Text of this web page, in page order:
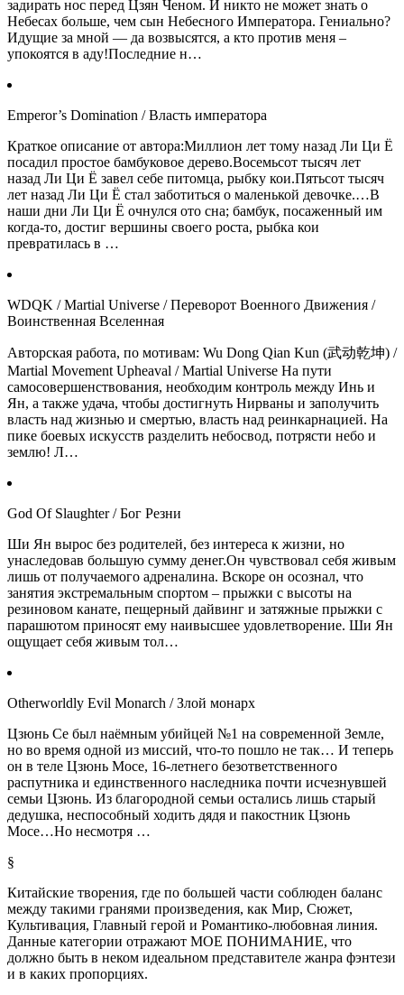
задирать нос перед Цзян Ченом. И никто не может знать о
Небесах больше, чем сын Небесного Императора. Гениально?
Идущие за мной — да возвысятся, а кто против меня –
упокоятся в аду!Последние н…
Emperor’s Domination / Власть императора
Краткое описание от автора:Миллион лет тому назад Ли Ци Ё
посадил простое бамбуковое дерево.Восемьсот тысяч лет
назад Ли Ци Ё завел себе питомца, рыбку кои.Пятьсот тысяч
лет назад Ли Ци Ё стал заботиться о маленькой девочке.…В
наши дни Ли Ци Ё очнулся ото сна; бамбук, посаженный им
когда-то, достиг вершины своего роста, рыбка кои
превратилась в …
WDQK / Martial Universe / Переворот Военного Движения /
Воинственная Вселенная
Авторская работа, по мотивам: Wu Dong Qian Kun (武动乾坤) /
Martial Movement Upheaval / Martial Universe На пути
самосовершенствования, необходим контроль между Инь и
Ян, а также удача, чтобы достигнуть Нирваны и заполучить
власть над жизнью и смертью, власть над реинкарнацией. На
пике боевых искусств разделить небосвод, потрясти небо и
землю! Л…
God Of Slaughter / Бог Резни
Ши Ян вырос без родителей, без интереса к жизни, но
унаследовав большую сумму денег.Он чувствовал себя живым
лишь от получаемого адреналина. Вскоре он осознал, что
занятия экстремальным спортом – прыжки с высоты на
резиновом канате, пещерный дайвинг и затяжные прыжки с
парашютом приносят ему наивысшее удовлетворение. Ши Ян
ощущает себя живым тол…
Otherworldly Evil Monarch / Злой монарх
Цзюнь Се был наёмным убийцей №1 на современной Земле,
но во время одной из миссий, что-то пошло не так… И теперь
он в теле Цзюнь Мосе, 16-летнего безответственного
распутника и единственного наследника почти исчезнувшей
семьи Цзюнь. Из благородной семьи остались лишь старый
дедушка, неспособный ходить дядя и пакостник Цзюнь
Мосе…Но несмотря …
§
Китайские творения, где по большей части соблюден баланс
между такими гранями произведения, как Мир, Сюжет,
Культивация, Главный герой и Романтико-любовная линия.
Данные категории отражают МОЕ ПОНИМАНИЕ, что
должно быть в неком идеальном представителе жанра фэнтези
и в каких пропорциях.